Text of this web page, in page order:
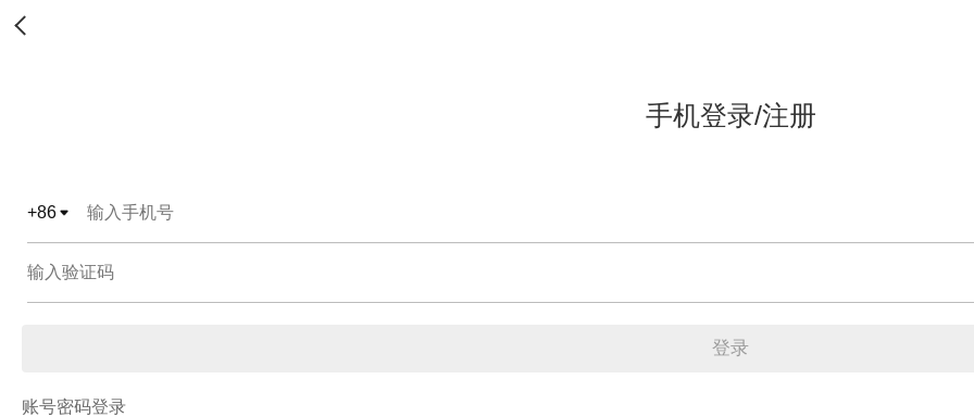
手机登录/注册
+86
登录
账号密码登录